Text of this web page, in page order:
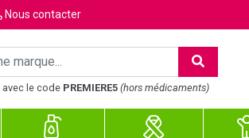
Nous contacter
avec le code PREMIERE5 (hors médicaments)